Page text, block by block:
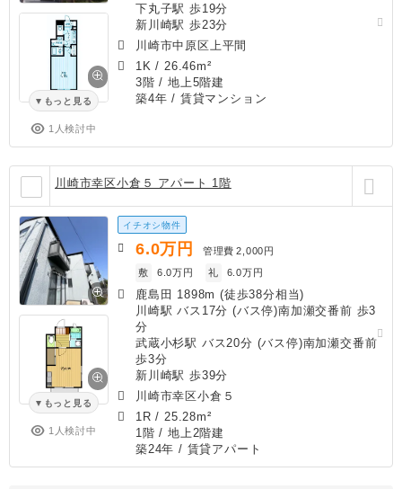
もっと見る
1人検討中
下丸子駅 歩19分
新川崎駅 歩23分
川崎市中原区上平間
1K / 26.46m²
3階 / 地上5階建
築4年 / 賃貸マンション
川崎市幸区小倉５ アパート 1階
もっと見る
1人検討中
イチオシ物件
6.0万円 管理費 2,000円
敷
6.0万円 礼 6.0万円
鹿島田 1898m (徒歩38分相当)
川崎駅 バス17分 (バス停)南加瀬交番前 歩3
分
武蔵小杉駅 バス20分 (バス停)南加瀬交番前
歩3分
新川崎駅 歩39分
川崎市幸区小倉５
1R / 25.28m²
1階 / 地上2階建
築24年 / 賃貸アパート